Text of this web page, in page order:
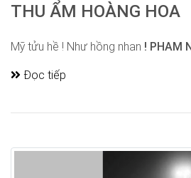
THU ẨM HOÀNG HOA
Mỹ tửu hề ! Như hồng nhan ! PHAM
Đọc tiếp